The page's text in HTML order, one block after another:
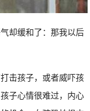
却缓和了：那我以后
击孩子，或者威吓孩
子心情很难过，内心